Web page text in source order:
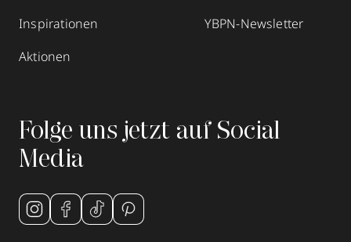
Inspirationen
Aktionen
YBPN-Newsletter
Folge uns jetzt auf Social
Media